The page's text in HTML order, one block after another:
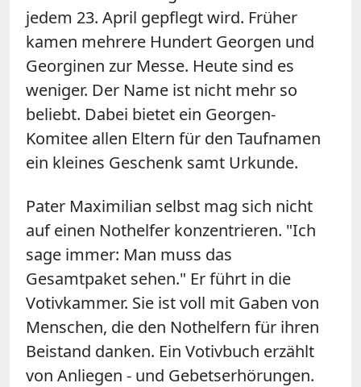
jedem 23. April gepflegt wird. Früher
kamen mehrere Hundert Georgen und
Georginen zur Messe. Heute sind es
weniger. Der Name ist nicht mehr so
beliebt. Dabei bietet ein Georgen-
Komitee allen Eltern für den Taufnamen
ein kleines Geschenk samt Urkunde.
Pater Maximilian selbst mag sich nicht
auf einen Nothelfer konzentrieren. "Ich
sage immer: Man muss das
Gesamtpaket sehen." Er führt in die
Votivkammer. Sie ist voll mit Gaben von
Menschen, die den Nothelfern für ihren
Beistand danken. Ein Votivbuch erzählt
von Anliegen - und Gebetserhörungen.